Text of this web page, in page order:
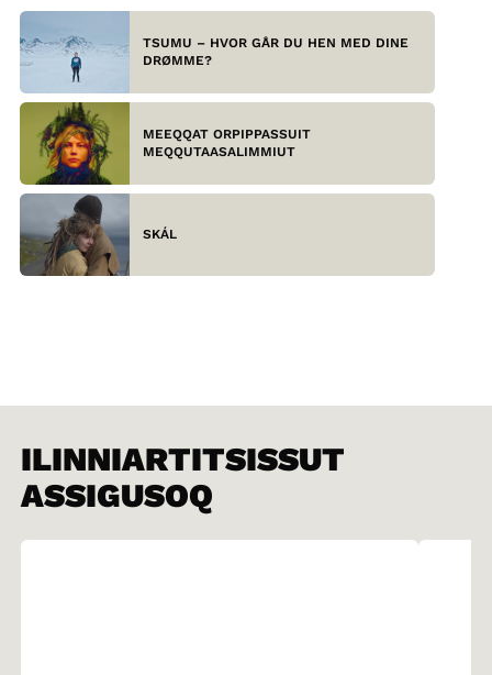
TSUMU – HVOR GÅR DU HEN MED DINE
DRØMME?
MEEQQAT ORPIPPASSUIT
MEQQUTAASALIMMIUT
SKÁL
ILINNIARTITSISSUT
ASSIGUSOQ